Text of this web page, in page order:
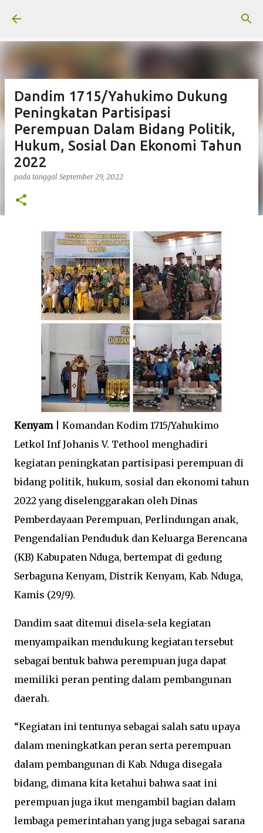
Dandim 1715/Yahukimo Dukung
Peningkatan Partisipasi
Perempuan Dalam Bidang Politik,
Hukum, Sosial Dan Ekonomi Tahun
2022
pada tanggal September 29, 2022
Kenyam| Komandan Kodim 1715/Yahukimo
Letkol Inf Johanis V. Tethool menghadiri
kegiatan peningkatan partisipasi perempuan di
bidang politik, hukum, sosial dan ekonomi tahun
2022 yang diselenggarakan oleh Dinas
Pemberdayaan Perempuan, Perlindungan anak,
Pengendalian Penduduk dan Keluarga Berencana
(KB) Kabupaten Nduga, bertempat di gedung
Serbaguna Kenyam, Distrik Kenyam, Kab. Nduga,
Kamis (29/9).
Dandim saat ditemui disela-sela kegiatan
menyampaikan mendukung kegiatan tersebut
sebagai bentuk bahwa perempuan juga dapat
memiliki peran penting dalam pembangunan
daerah.
“Kegiatan ini tentunya sebagai salah satu upaya
dalam meningkatkan peran serta perempuan
dalam pembangunan di Kab. Nduga disegala
bidang, dimana kita ketahui bahwa saat ini
perempuan juga ikut mengambil bagian dalam
lembaga pemerintahan yang juga sebagai sarana